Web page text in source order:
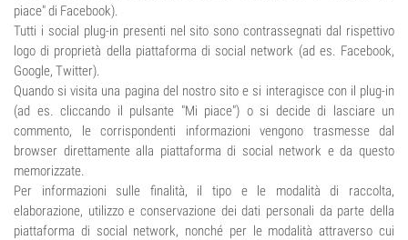
piace" di Facebook).
Tutti i social plug-in presenti nel sito sono contrassegnati dal rispettivo
logo di proprietà della piattaforma di social network (ad es. Facebook,
Google, Twitter).
Quando si visita una pagina del nostro sito e si interagisce con il plug-in
(ad es. cliccando il pulsante "Mi piace") o si decide di lasciare un
commento, le corrispondenti informazioni vengono trasmesse dal
browser direttamente alla piattaforma di social network e da questo
memorizzate.
Per informazioni sulle finalità, il tipo e le modalità di raccolta,
elaborazione, utilizzo e conservazione dei dati personali da parte della
piattaforma di social network, nonché per le modalità attraverso cui